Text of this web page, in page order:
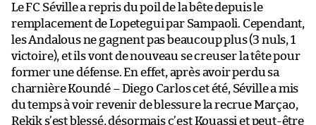
Le FC Séville a repris du poil de la bête depuis le
remplacement de Lopetegui par Sampaoli. Cependant,
les Andalous ne gagnent pas beaucoup plus (3 nuls, 1
victoire), et ils vont de nouveau se creuser la tête pour
former une défense. En effet, après avoir perdu sa
charnière Koundé – Diego Carlos cet été, Séville a mis
du temps à voir revenir de blessure la recrue Marçao,
Rekik s’est blessé, désormais c’est Kouassi et peut-être